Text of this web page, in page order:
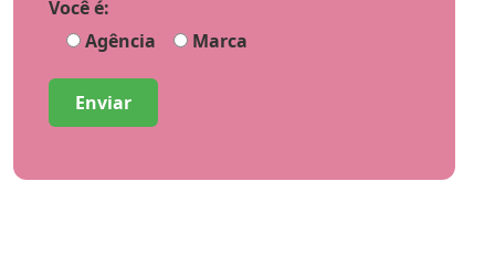
Você é:
Agência
Marca